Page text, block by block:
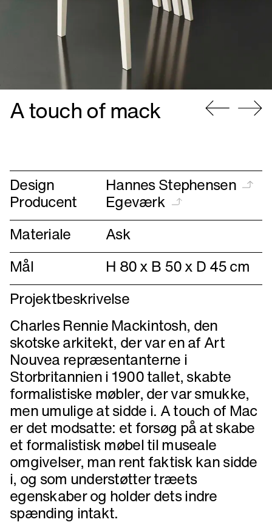
A touch of mack
Design Hannes Stephensen
Producent
Egeværk
Materiale
Ask
Mål
H 80 x B 50 x D 45 cm
Projektbeskrivelse
Charles Rennie Mackintosh, den
skotske arkitekt, der var en af Art
Nouvea repræsentanterne i
Storbritannien i 1900 tallet, skabte
formalistiske møbler, der var smukke,
men umulige at sidde i. A touch of Mac
er det modsatte: et forsøg på at skabe
et formalistisk møbel til museale
omgivelser, man rent faktisk kan sidde
i, og som understøtter træets
egenskaber og holder dets indre
spænding intakt.